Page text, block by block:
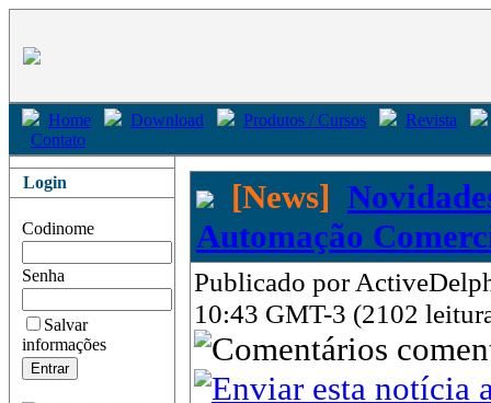
Home Download Produtos / Cursos
Revista
Contato
Login
Codinome
Senha
Salvar
informações
[News]
Automação
Publicado por
10:43 GMT-3 (2102